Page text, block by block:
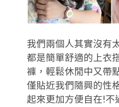
我們兩個人其實沒有
都是簡單舒適的上衣
褲，輕鬆休閒中又帶
僅貼近我們隨興的性
起來更加方便自在!不